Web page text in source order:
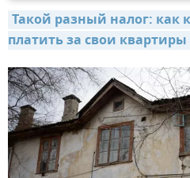
Такой разный налог: как
платить за свои квартиры